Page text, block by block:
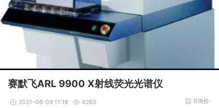
赛默飞ARL 9900 X射线荧光光谱仪
2021-06-09 11:18 4263 0询价